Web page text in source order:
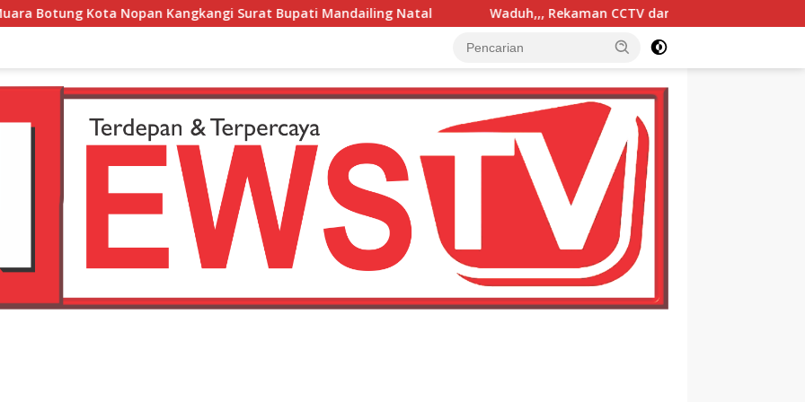
Kangkangi Surat Bupati Mandailing Natal Waduh,,, Rekaman CCTV dan Mutasi Jelas, Kasus Pencurian Kartu ATM